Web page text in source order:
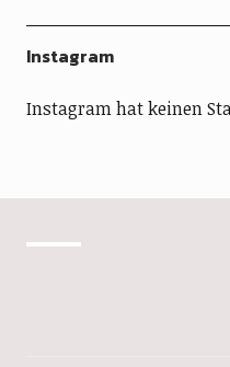
Instagram
Instagram hat keinen